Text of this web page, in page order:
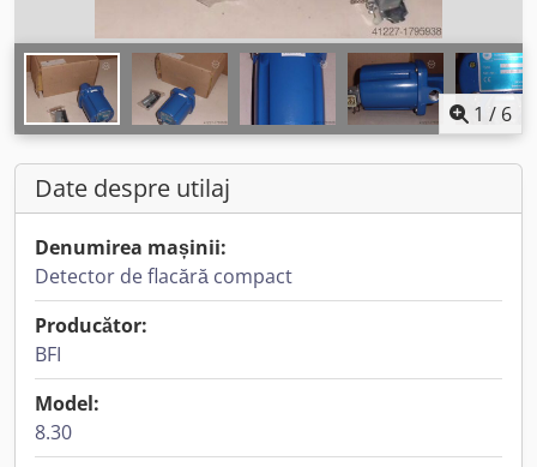
1 / 6
Date despre utilaj
Denumirea mașinii:
Detector de flacără compact
Producător:
BFI
Model:
8.30